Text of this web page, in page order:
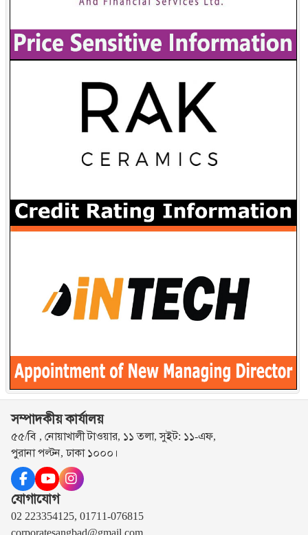
সম্পাদকীয় কার্যালয়
৫৫/বি , নোয়াখালী টাওয়ার, ১১ তলা, সুইট: ১১-এফ,
পুরানা পল্টন, ঢাকা ১০০০।
যোগাযোগ
02 223354125, 01711-076815